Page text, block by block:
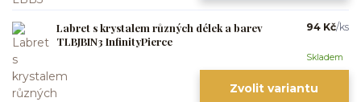
Labret s krystalem různých délek a barev
TLBJBIN3 InfinityPierce
94 Kč/ks
Skladem
Zvolit variantu